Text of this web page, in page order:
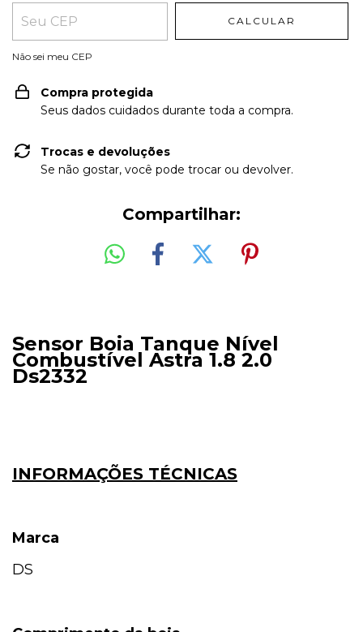
CALCULAR
Não sei meu CEP
Compra protegida
Seus dados cuidados durante toda a compra.
Trocas e devoluções
Se não gostar, você pode trocar ou devolver.
Compartilhar:
Sensor Boia Tanque Nível
Combustível Astra 1.8 2.0
Ds2332
INFORMAÇÕES TÉCNICAS
Marca
DS